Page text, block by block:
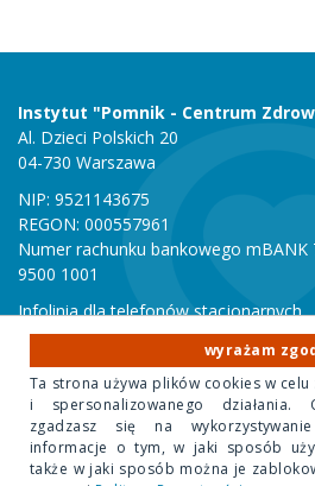
Instytut "Pomnik - Centrum
Al. Dzieci Polskich 20
04-730 Warszawa
NIP: 9521143675
REGON: 000557961
Numer rachunku bankowego mBANK
9500 1001
Infolinia dla telefonów stacjonarnych
801 051 000
Infolinia dla telefonów komórkowych
22 815 10 00
Copyright 2020 Instytut "Pomnik
wyrażam
Ta strona używa plików cookies w
i spersonalizowanego działania.
zgadzasz się na
informacje o tym, w jaki sposób
także w jaki sposób można je